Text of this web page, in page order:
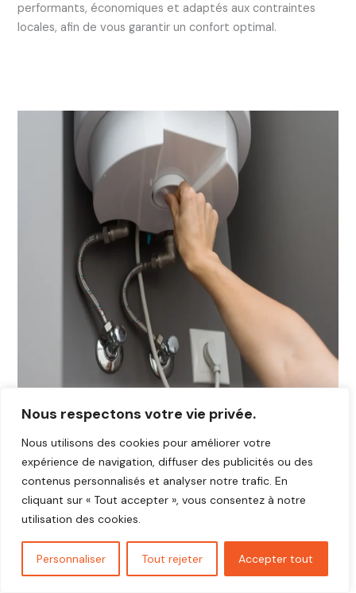
Nous respectons votre vie privée.
Nous utilisons des cookies pour améliorer votre
expérience de navigation, diffuser des publicités ou des
contenus personnalisés et analyser notre trafic. En
cliquant sur « Tout accepter », vous consentez à notre
utilisation des cookies.
Personnaliser Tout rejeter Accepter tout
performants, économiques et adaptés aux contraintes
locales, afin de vous garantir un confort optimal.